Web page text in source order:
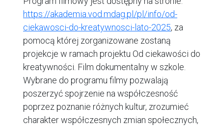
https://akademia.vod.mdag.pl/pl/info/od-
ciekawosci-do-kreatywnosci-lato-2025, za
pomocą której zorganizowane zostaną
projekcje w ramach projektu Od ciekawości do
kreatywności. Film dokumentalny w szkole.
Wybrane do programu filmy pozwalają
poszerzyć spojrzenie na współczesność
poprzez poznanie różnych kultur, zrozumieć
charakter współczesnych zmian społecznych,